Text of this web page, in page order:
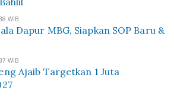
WIB
Dapur MBG, Siapkan SOP Baru &
WIB
Ajaib Targetkan 1 Juta